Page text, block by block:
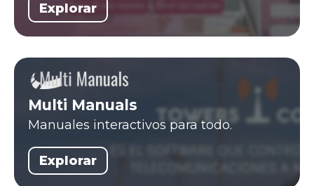
Explorar
Multi Manuals
Manuales interactivos para todo.
Explorar